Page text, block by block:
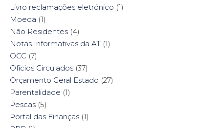
Livro reclamações eletrónico (1)
Moeda (1)
Não Residentes (4)
Notas Informativas da AT (1)
OCC (7)
Ofícios Circulados (37)
Orçamento Geral Estado (27)
Parentalidade (1)
Pescas (5)
Portal das Finanças (1)